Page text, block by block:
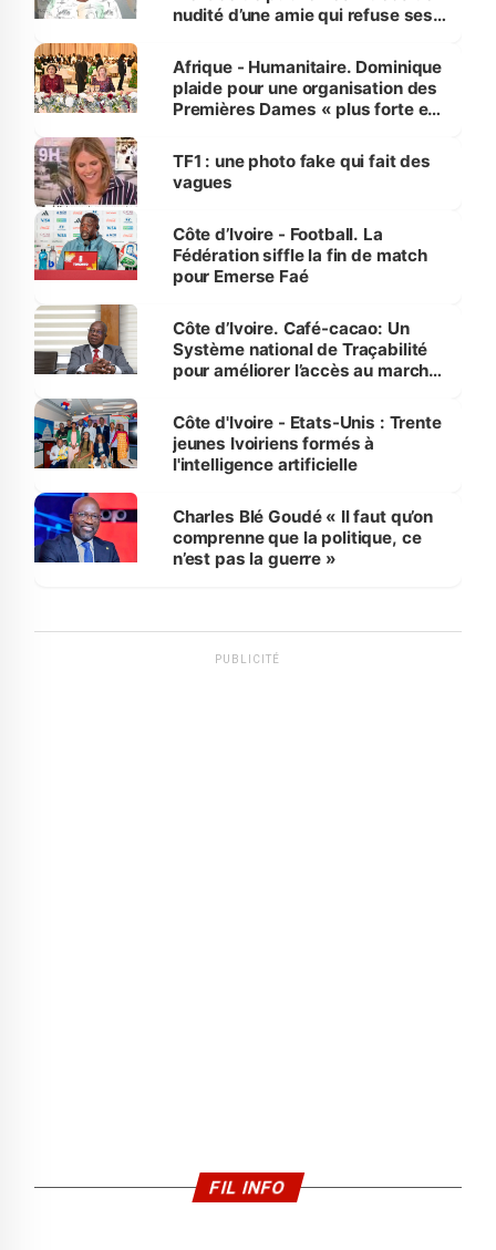
nudité d’une amie qui refuse ses
Afrique - Humanitaire. Dominique
plaide pour une organisation des
Premières Dames « plus forte et
sur la scène internationale »
TF1 : une photo fake qui fait des
vagues
Côte d’Ivoire - Football. La
Fédération siffle la fin de match
pour Emerse Faé
Côte d’Ivoire. Café-cacao: Un
Système national de Traçabilité
pour améliorer l’accès au marché
Côte d'Ivoire - Etats-Unis : Trente
jeunes Ivoiriens formés à
l'intelligence artificielle
Charles Blé Goudé « Il faut qu’on
comprenne que la politique, ce
n’est pas la guerre »
PUBLICITÉ
FIL INFO